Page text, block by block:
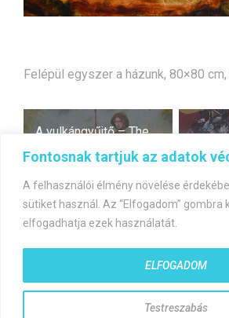
Fontosnak tartjuk az adatok
A felhasználói élmény növelése
sütiket használ. Az “Elfogadom” gombra
elfogadhatja ezek használatát.
Testreszabás
ELFOGADOM
Felépül egyszer a házunk, 80×80
Bejegyzés
navigáció
A vulkángyűjtő – The
collector of the
©gyorfiandras.hu